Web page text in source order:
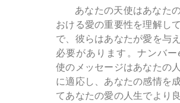
あなたの天使はあなた
おける愛の重要性を理解し
で、彼らはあなたが愛を与
必要があります。ナンバー
使のメッセージはあなたの
に適応し、あなたの感情を
てあなたの愛の人生でより